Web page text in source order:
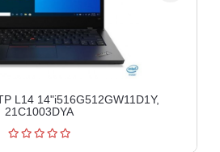
L14 14"i516G512GW11D1Y,
21C1003DYA